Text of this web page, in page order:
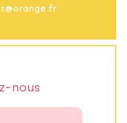
nous